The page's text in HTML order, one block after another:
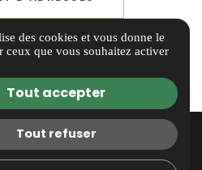
des cookies et vous donne le
ceux que vous souhaitez activer
Tout accepter
Tout refuser